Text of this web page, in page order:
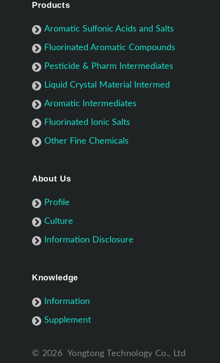
Products
Aromatic Sulfonic Acids and Salts
Fluorinated Aromatic Compounds
Pesticide & Pharm Intermediates
Liquid Crystal Material Intermed
Aromatic Intermediates
Fluorinated Ionic Salts
Other Fine Chemicals
About Us
Profile
Culture
Information Disclosure
Knowledge
Information
Supplement
© 2026 Yongtong Technology Co., Ltd